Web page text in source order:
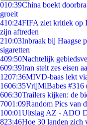
010:39China boekt
groeit
410:24FIFA ziet kritiek op
zijn aftreden
210:03Inbraak bij Haagse
sigaretten
409:50Nachtelijk
609:39Iran stelt zes eisen
1207:36MIVD-baas lekt
1606:35VrijMiBabes #316
606:30Trailers kijken: de
7001:09Random Pics van
100:01Uitslag AZ - ADO
823:46Hoe 30 landen zich